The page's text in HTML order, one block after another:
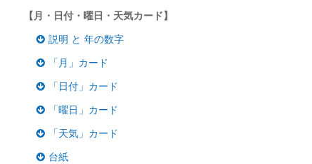
【月・日付・曜日・天気カード】
説明 と 年の数字
「月」カード
「日付」カード
「曜日」カード
「天気」カード
台紙